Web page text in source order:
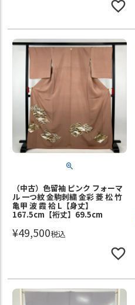
（中古）色留袖 ピンク フォーマ
ル 一つ紋 金駒刺繍 金彩 菱 松 竹
亀甲 波 霞 袷 L【身丈】
167.5cm【裄丈】69.5cm
¥49,500税込